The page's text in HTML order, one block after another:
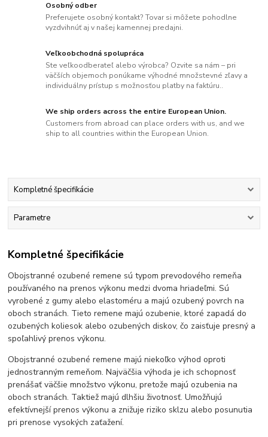
Osobný odber
Preferujete osobný kontakt? Tovar si môžete pohodlne
vyzdvihnúť aj v našej kamennej predajni.
Veľkoobchodná spolupráca
Ste veľkoodberateľ alebo výrobca? Ozvite sa nám – pri
väčších objemoch ponúkame výhodné množstevné zľavy a
individuálny prístup s možnosťou platby na faktúru..
We ship orders across the entire European Union.
Customers from abroad can place orders with us, and we
ship to all countries within the European Union.
Kompletné špecifikácie
Parametre
Kompletné špecifikácie
Obojstranné ozubené remene sú typom prevodového remeňa
používaného na prenos výkonu medzi dvoma hriadeľmi. Sú
vyrobené z gumy alebo elastoméru a majú ozubený povrch na
oboch stranách. Tieto remene majú ozubenie, ktoré zapadá do
ozubených koliesok alebo ozubených diskov, čo zaisťuje presný a
spoľahlivý prenos výkonu.
Obojstranné ozubené remene majú niekoľko výhod oproti
jednostranným remeňom. Najväčšia výhoda je ich schopnosť
prenášať väčšie množstvo výkonu, pretože majú ozubenia na
oboch stranách. Taktiež majú dlhšiu životnosť. Umožňujú
efektívnejší prenos výkonu a znižuje riziko sklzu alebo posunutia
pri prenose vysokých zaťažení.